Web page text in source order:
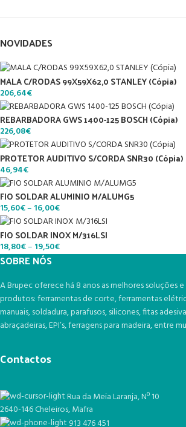
NOVIDADES
MALA C/RODAS 99X59X62,0 STANLEY (Cópia)
206,64€
REBARBADORA GWS 1400-125 BOSCH (Cópia)
226,08€
PROTETOR AUDITIVO S/CORDA SNR30 (Cópia)
46,94€
FIO SOLDAR ALUMINIO M/ALUMG5
15,60€– 16,00€
FIO SOLDAR INOX M/316LSI
18,80€– 19,50€
SOBRE NÓS
A Brupec oferece há 8 anos as melhores soluções
produtos: ferramentas de corte, ferramentas
manuais, soldadura, parafusos, silicones, fitas
abraçadeiras, EPI’s, ferragens para madeira, entre
Contactos
Rua da Meia Laranja, Nº 10
2640-146 Cheleiros, Mafra
913 476 451